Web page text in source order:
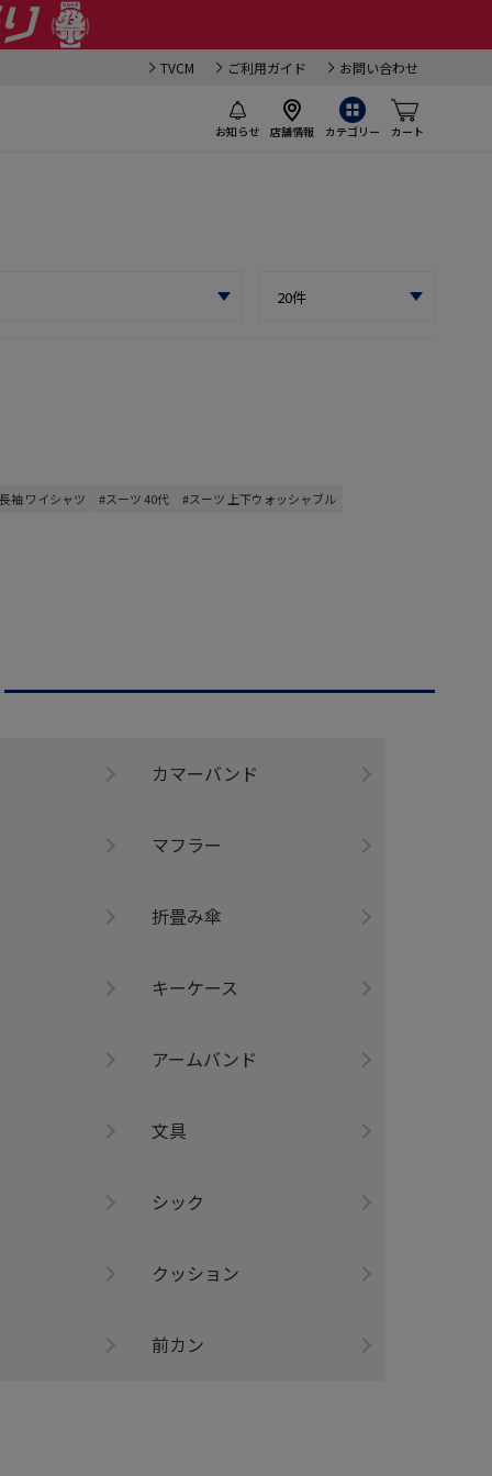
TVCM ご利用ガイド お問い合わせ
お知らせ 店舗情報 カテゴリー カート
袖 ワイシャツ #スーツ 40代 #スーツ 上下ウォッシャブル
カマーバンド
マフラー
折畳み傘
キーケース
アームバンド
文具
シック
クッション
前カン